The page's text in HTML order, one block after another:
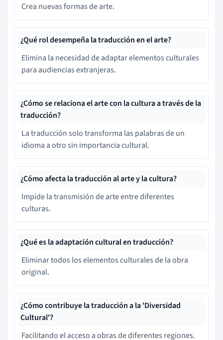
Crea nuevas formas de arte.
¿Qué rol desempeña la traducción en el arte?
Elimina la necesidad de adaptar elementos culturales
para audiencias extranjeras.
¿Cómo se relaciona el arte con la cultura a través de la
traducción?
La traducción solo transforma las palabras de un
idioma a otro sin importancia cultural.
¿Cómo afecta la traducción al arte y la cultura?
Impide la transmisión de arte entre diferentes
culturas.
¿Qué es la adaptación cultural en traducción?
Eliminar todos los elementos culturales de la obra
original.
¿Cómo contribuye la traducción a la 'Diversidad
Cultural'?
Facilitando el acceso a obras de diferentes regiones.